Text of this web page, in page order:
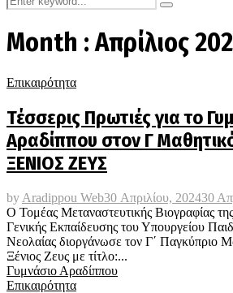
for:
Search
Month : Απρίλιος
Επικαιρότητα
Τέσσερις Πρωτιές για το
Αραδίππου στον Γ΄
ΞΕΝΙΟΣ ΖΕΥΣ
by Aradippou Web30 Απριλίου, 202430
Ο Τομέας Μεταναστευτικής Βιογραφίας
Γενικής Εκπαίδευσης του Υπουργείου
Νεολαίας διοργάνωσε τον Γ΄ Παγκύπριο
Ξένιος Ζευς με τίτλο:...
Γυμνάσιο Αραδίππου
Επικαιρότητα